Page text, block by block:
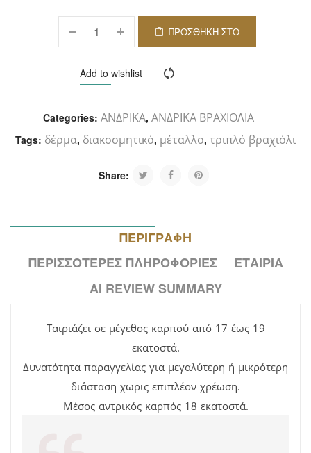
ΠΡΟΣΘΉΚΗ ΣΤΟ
Add to wishlist
Categories: ΑΝΔΡΙΚΑ, ΑΝΔΡΙΚΑ ΒΡΑΧΙΟΛΙΑ
Tags: δέρμα, διακοσμητικό, μέταλλο, τριπλό βραχιόλι
Share:
ΠΕΡΙΓΡΑΦΉ
ΠΕΡΙΣΣΌΤΕΡΕΣ ΠΛΗΡΟΦΟΡΊΕΣ
ΕΤΑΙΡΊΑ
AI REVIEW SUMMARY
Ταιριάζει σε μέγεθος καρπού από 17 έως 19
εκατοστά.
Δυνατότητα παραγγελίας για μεγαλύτερη ή μικρότερη
διάσταση χωρις επιπλέον χρέωση.
Μέσος αντρικός καρπός 18 εκατοστά.